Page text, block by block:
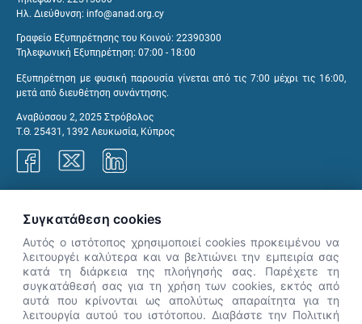
Ηλ. Διεύθυνση: info@anad.org.cy
Γραφείο Εξυπηρέτησης του Κοινού: 22390300
Τηλεφωνική Εξυπηρέτηση: 07:00 - 18:00
Εξυπηρέτηση με φυσική παρουσία γίνεται από τις 7:00 μέχρι τις 16:00,
μετά από διευθέτηση συνάντησης.
Αναβύσσου 2, 2025 Στρόβολος
Τ.Θ. 25431, 1392 Λευκωσία, Κύπρος
👋 Καλώς ήρθες! Είμαι η Νόησις.
Πες μου πώς μπορώ να σε βοηθήσω
Συγκατάθεση cookies
Αυτός ο ιστότοπος χρησιμοποιεί cookies προκειμένου να
λειτουργέι καλύτερα και να βελτιώνει την εμπειρία σας
κατά τη διάρκεια της πλοήγησής σας. Παρέχετε τη
συγκατάθεσή σας για τη χρήση των cookies, εκτός από
αυτά που κρίνονται ως απολύτως απαραίτητα για τη
λειτουργία αυτού του ιστότοπου. Διαβάστε την Πολιτική